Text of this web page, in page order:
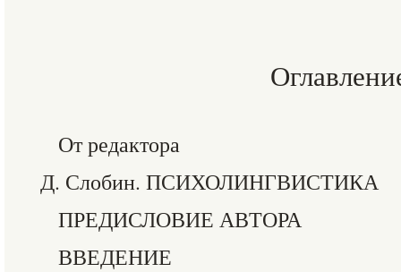
От редактора
Д. Слобин. ПСИХОЛИНГВИСТИКА
ПРЕДИСЛОВИЕ АВТОРА
ВВЕДЕНИЕ